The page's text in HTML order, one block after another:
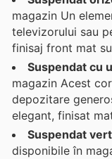
magazin Un
televizorului sau
finisaj front mat
Suspendat cu
magazin Acest
depozitare
elegant, finisat
Suspendat
disponibile în